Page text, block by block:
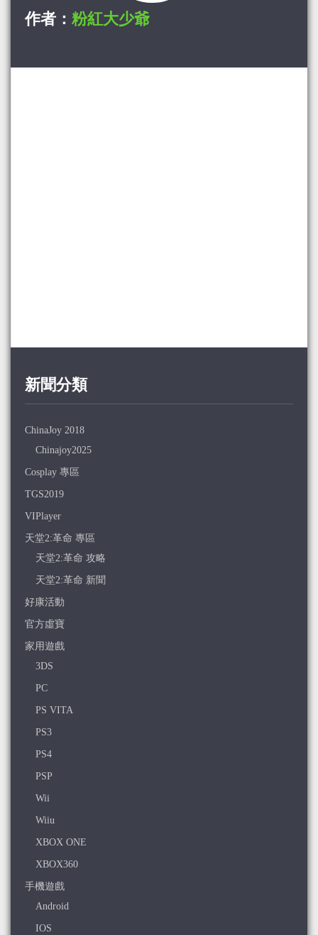
作者： 粉紅大少爺
新聞分類
ChinaJoy 2018
Chinajoy2025
Cosplay 專區
TGS2019
VIPlayer
天堂2:革命 專區
天堂2:革命 攻略
天堂2:革命 新聞
好康活動
官方虛寶
家用遊戲
3DS
PC
PS VITA
PS3
PS4
PSP
Wii
Wiiu
XBOX ONE
XBOX360
手機遊戲
Android
IOS